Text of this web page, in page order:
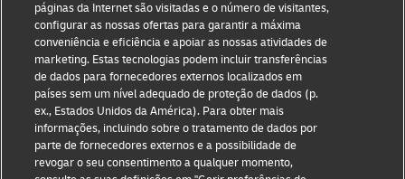
Termos de Utilização
Aviso de Privacidade
Informações Adicionais
Definições de Cookies
Siga-nos
páginas da Internet são visitadas e o número de visitantes,
configurar as nossas ofertas para garantir a máxima
conveniência e eficiência e apoiar as nossas atividades de
marketing. Estas tecnologias podem incluir transferências
de dados para fornecedores externos localizados em
países sem um nível adequado de proteção de dados (p.
ex., Estados Unidos da América). Para obter mais
informações, incluindo sobre o tratamento de dados por
parte de fornecedores externos e a possibilidade de
revogar o seu consentimento a qualquer momento,